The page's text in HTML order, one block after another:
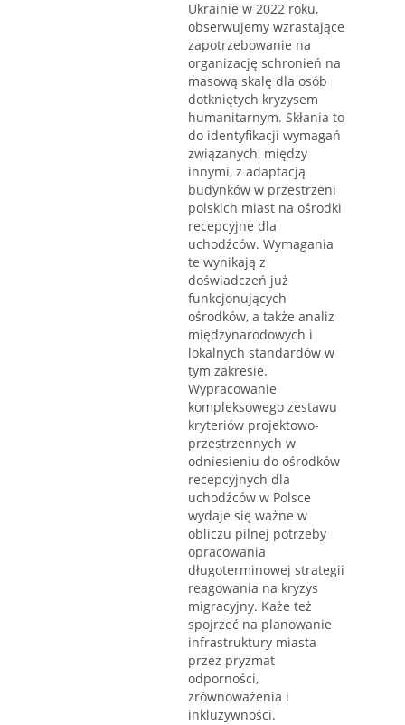
Ukrainie w 2022 roku,
obserwujemy wzrastające
zapotrzebowanie na
organizację schronień na
masową skalę dla osób
dotkniętych kryzysem
humanitarnym. Skłania to
do identyfikacji wymagań
związanych, między
innymi, z adaptacją
budynków w przestrzeni
polskich miast na ośrodki
recepcyjne dla
uchodźców. Wymagania
te wynikają z
doświadczeń już
funkcjonujących
ośrodków, a także analiz
międzynarodowych i
lokalnych standardów w
tym zakresie.
Wypracowanie
kompleksowego zestawu
kryteriów projektowo-
przestrzennych w
odniesieniu do ośrodków
recepcyjnych dla
uchodźców w Polsce
wydaje się ważne w
obliczu pilnej potrzeby
opracowania
długoterminowej strategii
reagowania na kryzys
migracyjny. Każe też
spojrzeć na planowanie
infrastruktury miasta
przez pryzmat
odporności,
zrównoważenia i
inkluzywności.